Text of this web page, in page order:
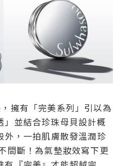
擁有「完美系列」引以為
」並結合珍珠母貝設計概
，一拍肌膚散發溫潤珍
間斷！為氣墊妝效寫下更